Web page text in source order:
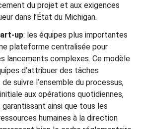
du projet et aux exigences
dans l’État du Michigan.
up: les équipes plus importantes
plateforme centralisée pour
lancements complexes. Ce modèle
d’attribuer des tâches
suivre l’ensemble du processus,
aux opérations quotidiennes,
ainsi que tous les
humaines à la direction